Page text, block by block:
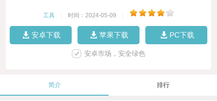
工具 时间：2024-05-09
安卓下载 苹果下载 PC下载
安卓市场，安全绿色
简介 排行